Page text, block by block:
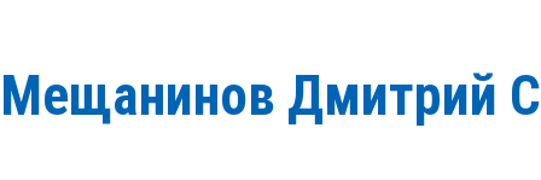
Мещанинов Дмитрий